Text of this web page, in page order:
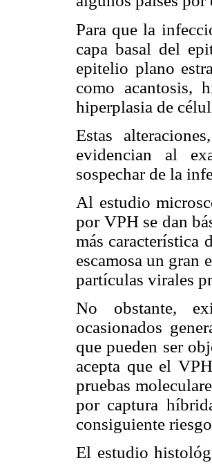
Para que la
capa basal del
epitelio plano
como acantosis,
hiperplasia de
Estas
evidencian al
sospechar de la
Al estudio
por VPH se dan
más característica
escamosa un gran
partículas virales
No obstante,
ocasionados
que pueden ser
acepta que el
pruebas
por captura
consiguiente
El estudio